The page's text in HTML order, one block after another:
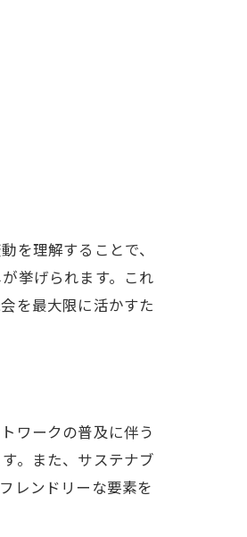
を理解することで、
挙げられます。これ
を最大限に活かすた
ワークの普及に伴う
。また、サステナブ
レンドリーな要素を